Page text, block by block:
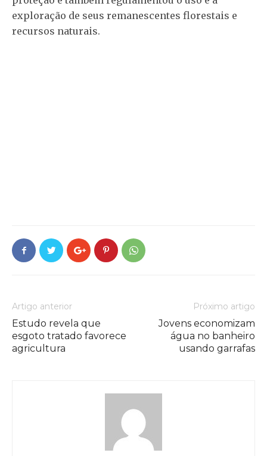
exploração de seus remanescentes florestais e
recursos naturais.
Artigo anterior
Estudo revela que
esgoto tratado favorece
agricultura
Próximo artigo
Jovens economizam
água no banheiro
usando garrafas